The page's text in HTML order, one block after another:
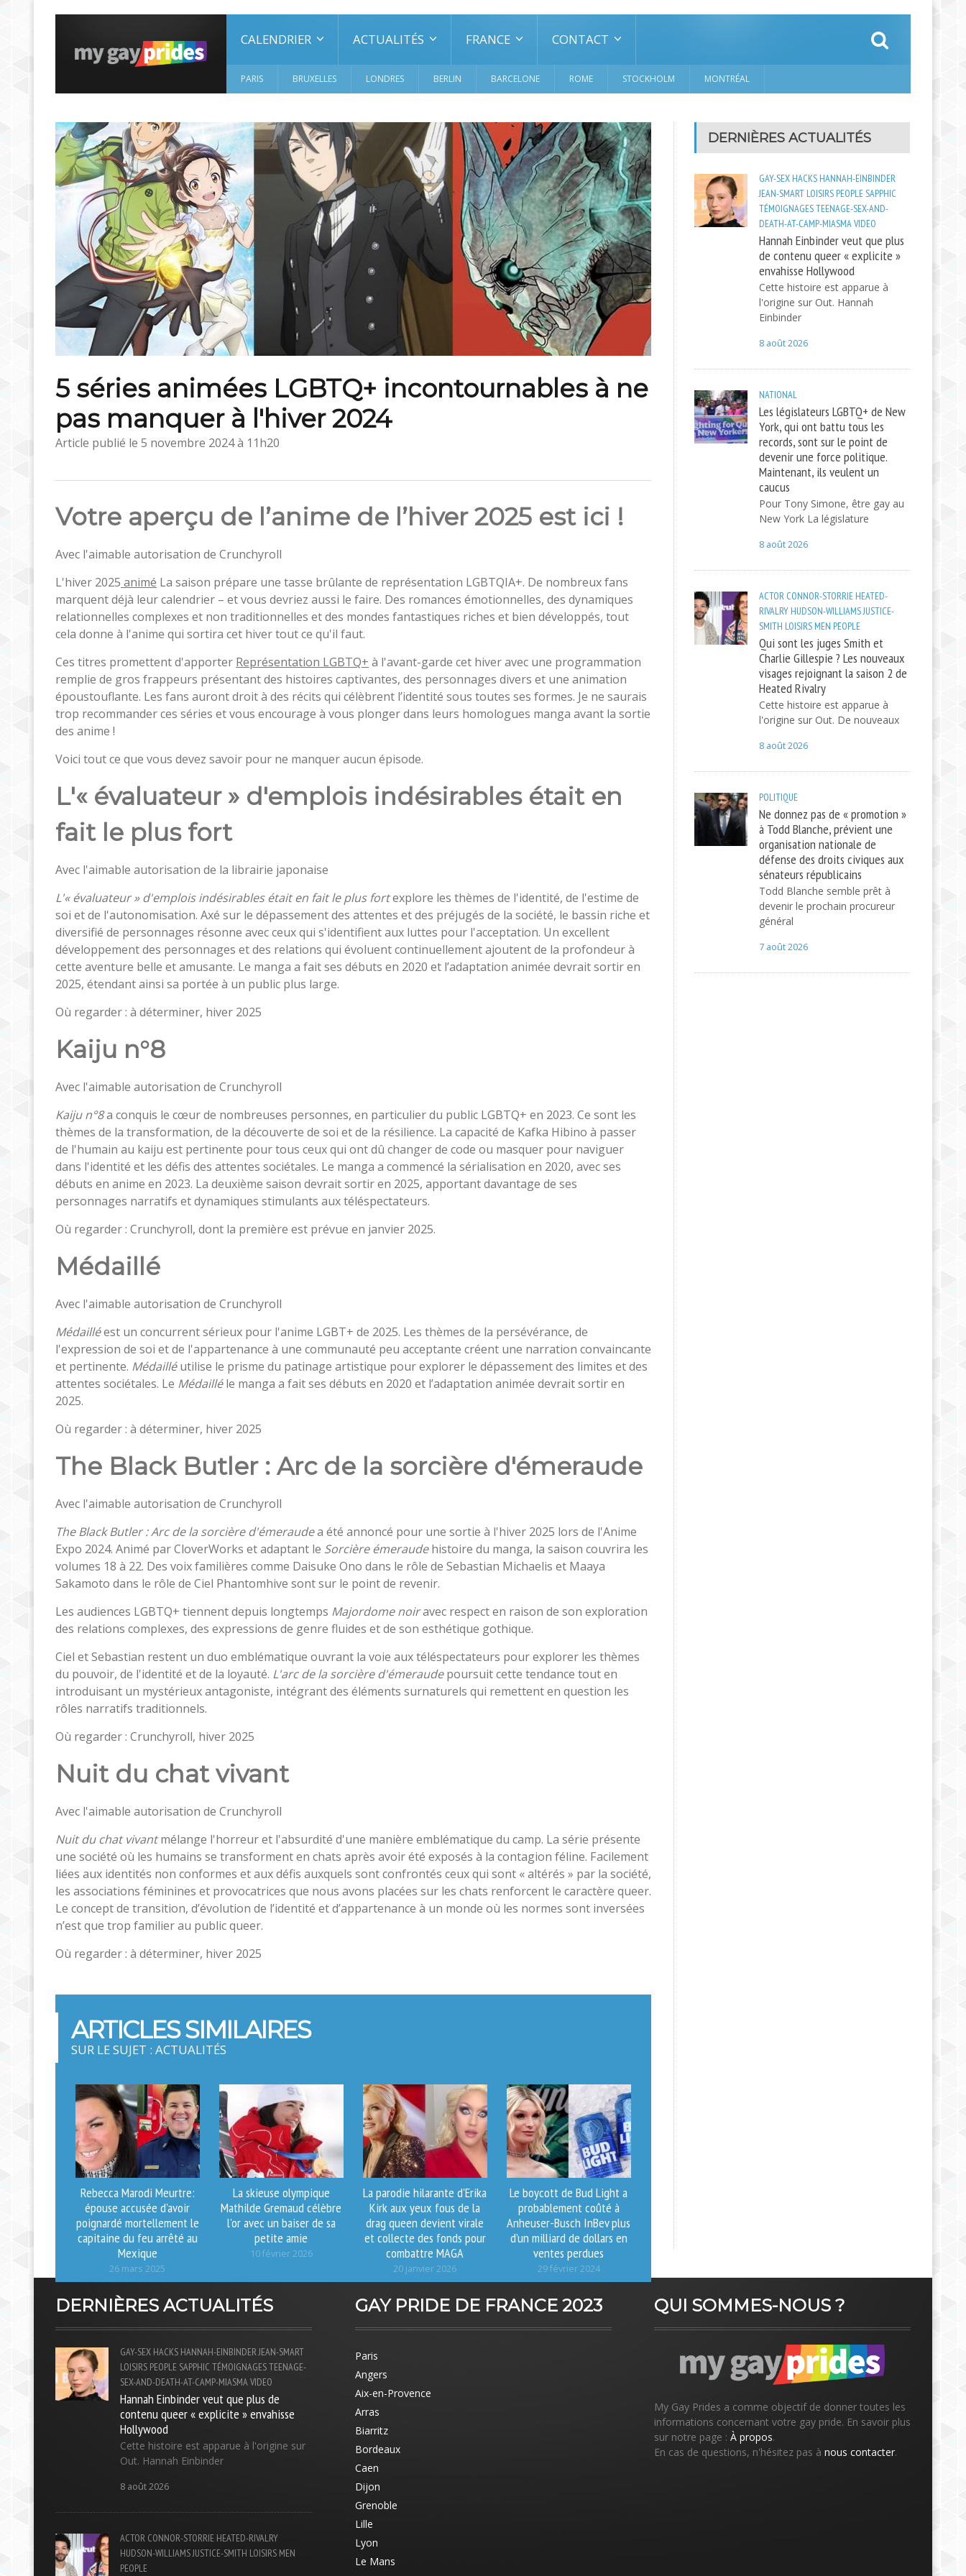
CALENDRIER ACTUALITÉS FRANCE CONTACT
PARIS BRUXELLES LONDRES BERLIN BARCELONE ROME STOCKHOLM MONTRÉAL
5 séries animées LGBTQ+ incontournables à ne
pas manquer à l'hiver 2024
Article publié le 5 novembre 2024 à 11h20
Votre aperçu de l’anime de l’hiver 2025 est ici !
Avec l'aimable autorisation de Crunchyroll
L'hiver 2025 animé La saison prépare une tasse brûlante de représentation LGBTQIA+. De nombreux fans
marquent déjà leur calendrier – et vous devriez aussi le faire. Des romances émotionnelles, des dynamiques
relationnelles complexes et non traditionnelles et des mondes fantastiques riches et bien développés, tout
cela donne à l'anime qui sortira cet hiver tout ce qu'il faut.
Ces titres promettent d'apporter Représentation LGBTQ+ à l'avant-garde cet hiver avec une programmation
remplie de gros frappeurs présentant des histoires captivantes, des personnages divers et une animation
époustouflante. Les fans auront droit à des récits qui célèbrent l’identité sous toutes ses formes. Je ne saurais
trop recommander ces séries et vous encourage à vous plonger dans leurs homologues manga avant la sortie
des anime !
Voici tout ce que vous devez savoir pour ne manquer aucun épisode.
L'« évaluateur » d'emplois indésirables était en
fait le plus fort
Avec l'aimable autorisation de la librairie japonaise
L'« évaluateur » d'emplois indésirables était en fait le plus fortexplore les thèmes de l'identité, de l'estime de
soi et de l'autonomisation. Axé sur le dépassement des attentes et des préjugés de la société, le bassin riche et
diversifié de personnages résonne avec ceux qui s'identifient aux luttes pour l'acceptation. Un excellent
développement des personnages et des relations qui évoluent continuellement ajoutent de la profondeur à
cette aventure belle et amusante. Le manga a fait ses débuts en 2020 et l’adaptation animée devrait sortir en
2025, étendant ainsi sa portée à un public plus large.
Où regarder : à déterminer, hiver 2025
Kaiju n°8
Avec l'aimable autorisation de Crunchyroll
Kaiju n°8a conquis le cœur de nombreuses personnes, en particulier du public LGBTQ+ en 2023. Ce sont les
thèmes de la transformation, de la découverte de soi et de la résilience. La capacité de Kafka Hibino à passer
de l'humain au kaiju est pertinente pour tous ceux qui ont dû changer de code ou masquer pour naviguer
dans l'identité et les défis des attentes sociétales. Le manga a commencé la sérialisation en 2020, avec ses
débuts en anime en 2023. La deuxième saison devrait sortir en 2025, apportant davantage de ses
personnages narratifs et dynamiques stimulants aux téléspectateurs.
Où regarder : Crunchyroll, dont la première est prévue en janvier 2025.
Médaillé
Avec l'aimable autorisation de Crunchyroll
Médailléest un concurrent sérieux pour l'anime LGBT+ de 2025. Les thèmes de la persévérance, de
l'expression de soi et de l'appartenance à une communauté peu acceptante créent une narration convaincante
et pertinente. Médailléutilise le prisme du patinage artistique pour explorer le dépassement des limites et des
attentes sociétales. Le Médailléle manga a fait ses débuts en 2020 et l’adaptation animée devrait sortir en
2025.
Où regarder : à déterminer, hiver 2025
The Black Butler : Arc de la sorcière d'émeraude
Avec l'aimable autorisation de Crunchyroll
The Black Butler : Arc de la sorcière d'émeraudea été annoncé pour une sortie à l'hiver 2025 lors de l'Anime
Expo 2024. Animé par CloverWorks et adaptant le Sorcière émeraudehistoire du manga, la saison couvrira les
volumes 18 à 22. Des voix familières comme Daisuke Ono dans le rôle de Sebastian Michaelis et Maaya
Sakamoto dans le rôle de Ciel Phantomhive sont sur le point de revenir.
Les audiences LGBTQ+ tiennent depuis longtemps Majordome noiravec respect en raison de son exploration
des relations complexes, des expressions de genre fluides et de son esthétique gothique.
Ciel et Sebastian restent un duo emblématique ouvrant la voie aux téléspectateurs pour explorer les thèmes
du pouvoir, de l'identité et de la loyauté. L'arc de la sorcière d'émeraudepoursuit cette tendance tout en
introduisant un mystérieux antagoniste, intégrant des éléments surnaturels qui remettent en question les
rôles narratifs traditionnels.
Où regarder : Crunchyroll, hiver 2025
Nuit du chat vivant
Avec l'aimable autorisation de Crunchyroll
Nuit du chat vivantmélange l'horreur et l'absurdité d'une manière emblématique du camp. La série présente
une société où les humains se transforment en chats après avoir été exposés à la contagion féline. Facilement
liées aux identités non conformes et aux défis auxquels sont confrontés ceux qui sont « altérés » par la société,
les associations féminines et provocatrices que nous avons placées sur les chats renforcent le caractère queer.
Le concept de transition, d’évolution de l’identité et d’appartenance à un monde où les normes sont inversées
n’est que trop familier au public queer.
Où regarder : à déterminer, hiver 2025
ARTICLES SIMILAIRES
SUR LE SUJET : ACTUALITÉS
Rebecca Marodi Meurtre:
épouse accusée d'avoir
poignardé mortellement le
capitaine du feu arrêté au
Mexique
26 mars 2025
La skieuse olympique
Mathilde Gremaud célèbre
l'or avec un baiser de sa
petite amie
10 février 2026
La parodie hilarante d'Erika
Kirk aux yeux fous de la
drag queen devient virale
et collecte des fonds pour
combattre MAGA
20 janvier 2026
Le boycott de Bud Light a
probablement coûté à
Anheuser-Busch InBev plus
d’un milliard de dollars en
ventes perdues
29 février 2024
DERNIÈRES ACTUALITÉS
GAY-SEX HACKS HANNAH-EINBINDER
JEAN-SMART LOISIRS PEOPLESAPPHIC
TÉMOIGNAGESTEENAGE-SEX-AND-
DEATH-AT-CAMP-MIASMAVIDEO
Hannah Einbinder veut que plus
de contenu queer « explicite »
envahisse Hollywood
Cette histoire est apparue à
l'origine sur Out. Hannah
Einbinder
8 août 2026
NATIONAL
Les législateurs LGBTQ+ de New
York, qui ont battu tous les
records, sont sur le point de
devenir une force politique.
Maintenant, ils veulent un
caucus
Pour Tony Simone, être gay au
New York La législature
8 août 2026
ACTOR CONNOR-STORRIE HEATED-
RIVALRY HUDSON-WILLIAMSJUSTICE-
SMITH LOISIRS MEN PEOPLE
Qui sont les juges Smith et
Charlie Gillespie ? Les nouveaux
visages rejoignant la saison 2 de
Heated Rivalry
Cette histoire est apparue à
l'origine sur Out. De nouveaux
8 août 2026
POLITIQUE
Ne donnez pas de « promotion »
à Todd Blanche, prévient une
organisation nationale de
défense des droits civiques aux
sénateurs républicains
Todd Blanche semble prêt à
devenir le prochain procureur
général
7 août 2026
DERNIÈRES ACTUALITÉS
GAY-SEX HACKS HANNAH-EINBINDERJEAN-SMART
LOISIRS PEOPLE SAPPHIC TÉMOIGNAGESTEENAGE-
SEX-AND-DEATH-AT-CAMP-MIASMAVIDEO
Hannah Einbinder veut que plus de
contenu queer « explicite » envahisse
Hollywood
Cette histoire est apparue à l'origine sur
Out. Hannah Einbinder
8 août 2026
ACTOR CONNOR-STORRIE HEATED-RIVALRY
HUDSON-WILLIAMSJUSTICE-SMITH LOISIRS MEN
PEOPLE
GAY PRIDE DE FRANCE 2023
Paris
Angers
Aix-en-Provence
Arras
Biarritz
Bordeaux
Caen
Dijon
Grenoble
Lille
Lyon
Le Mans
QUI SOMMES-NOUS ?
My Gay Prides a comme objectif de donner toutes les
informations concernant votre gay pride. En savoir plus
sur notre page : À propos.
En cas de questions, n'hésitez pas à nous contacter.